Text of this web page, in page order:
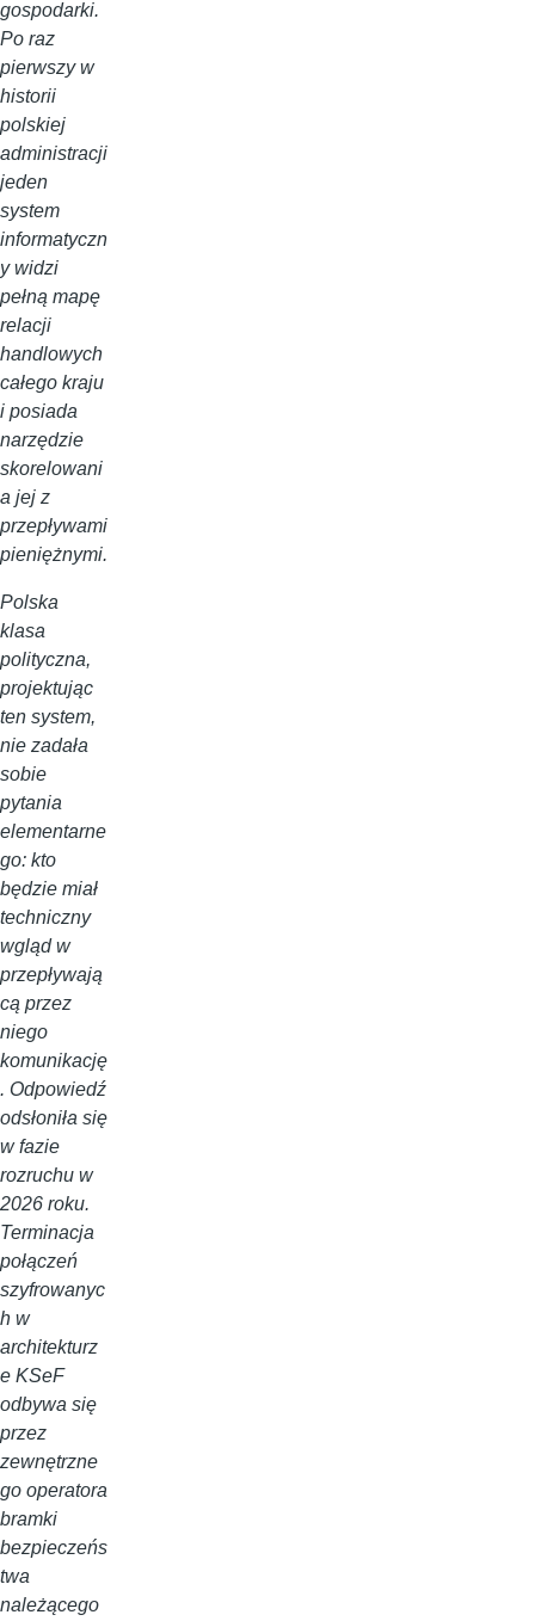
gospodarki.
Po raz
pierwszy w
historii
polskiej
administracji
jeden
system
informatyczn
y widzi
pełną mapę
relacji
handlowych
całego kraju
i posiada
narzędzie
skorelowani
a jej z
przepływami
pieniężnymi.
Polska
klasa
polityczna,
projektując
ten system,
nie zadała
sobie
pytania
elementarne
go: kto
będzie miał
techniczny
wgląd w
przepływają
cą przez
niego
komunikację
. Odpowiedź
odsłoniła się
w fazie
rozruchu w
2026 roku.
Terminacja
połączeń
szyfrowanyc
h w
architekturz
e KSeF
odbywa się
przez
zewnętrzne
go operatora
bramki
bezpieczeńs
twa
należącego